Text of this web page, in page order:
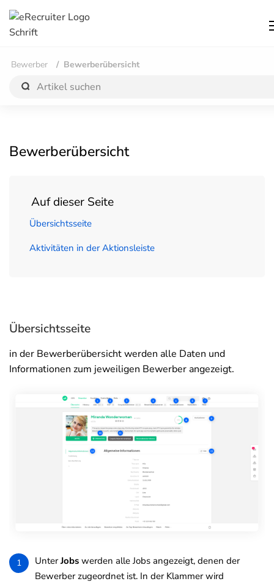
Bewerber Bewerberübersicht
Bewerberübersicht
Auf dieser Seite
Übersichtsseite
Aktivitäten in der Aktionsleiste
Übersichtsseite
in der Bewerberübersicht werden alle Daten und
Informationen zum jeweiligen Bewerber angezeigt.
1 UnterJobs werden alle Jobs angezeigt, denen der
Bewerber zugeordnet ist. In der Klammer wird